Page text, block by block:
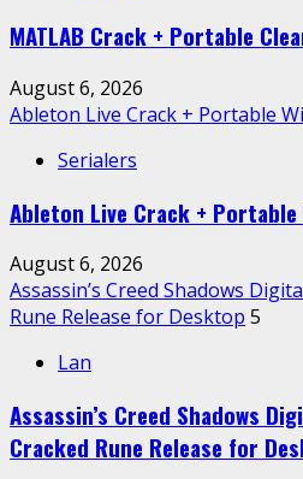
MATLAB Crack + Portable
August 6, 2026
Ableton Live Crack + Portable
Serialers
Ableton Live Crack + Portable
August 6, 2026
Assassin’s Creed Shadows
Rune Release for Desktop 5
Lan
Assassin’s Creed Shadows
Cracked Rune Release for